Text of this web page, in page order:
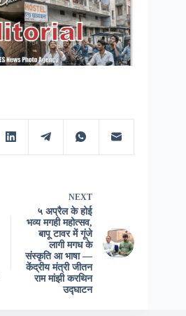
NEXT
५ अप्रैल के होई
भव्य मगही महोत्सव,
बापू टावर में गूंजे
लागी मगध के
संस्कृति आ भाषा —
केंद्रीय मंत्री जीतन
राम मांझी करथिन
उद्घाटन